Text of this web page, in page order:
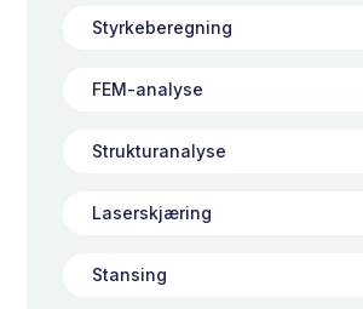
Styrkeberegning
FEM-analyse
Strukturanalyse
Laserskjæring
Stansing